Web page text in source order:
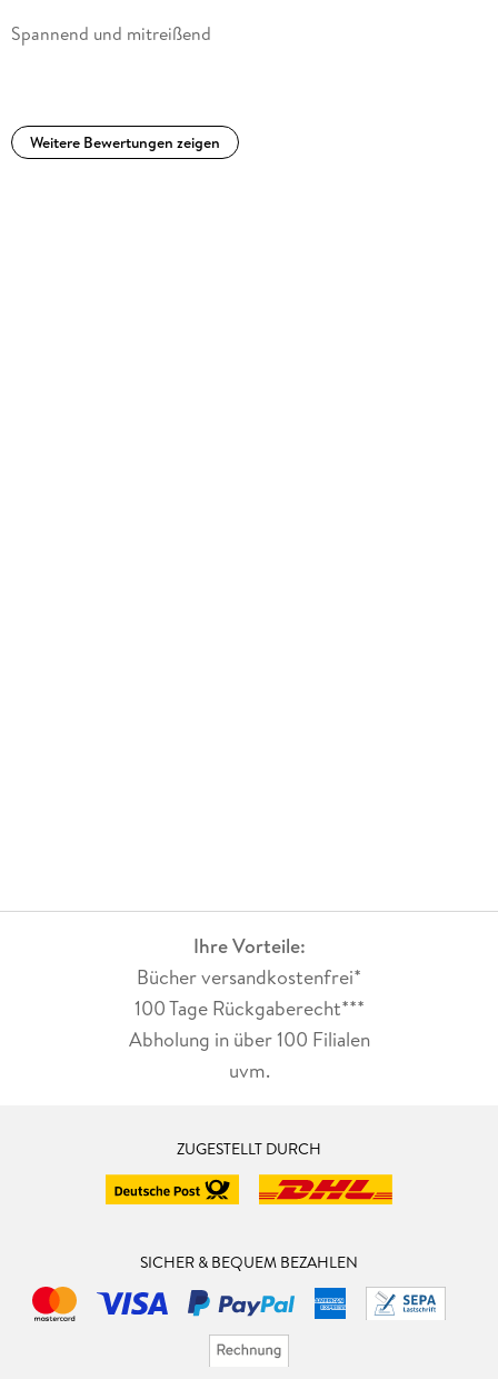
Spannend und mitreißend
Weitere Bewertungen zeigen
Ihre Vorteile:
Bücher versandkostenfrei*
100 Tage Rückgaberecht***
Abholung in über 100 Filialen
uvm.
ZUGESTELLT DURCH
SICHER & BEQUEM BEZAHLEN